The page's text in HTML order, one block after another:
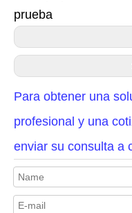
prueba
Para obtener una
profesional y una
enviar su consulta a